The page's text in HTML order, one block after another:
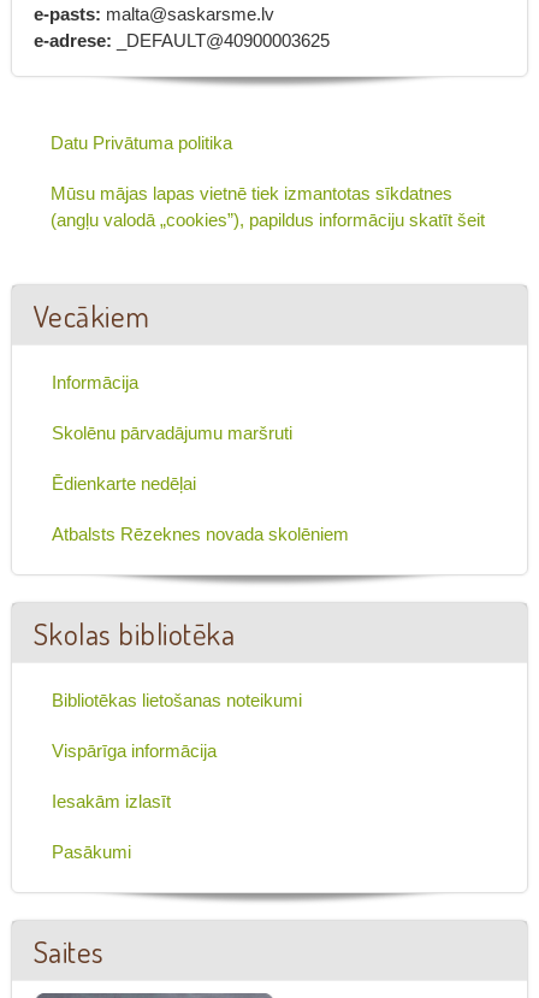
e-pasts: malta@saskarsme.lv
e-adrese: _DEFAULT@40900003625
Datu Privātuma politika
Mūsu mājas lapas vietnē tiek izmantotas sīkdatnes
(angļu valodā „cookies”), papildus informāciju skatīt šeit
Vecākiem
Informācija
Skolēnu pārvadājumu maršruti
Ēdienkarte nedēļai
Atbalsts Rēzeknes novada skolēniem
Skolas bibliotēka
Bibliotēkas lietošanas noteikumi
Vispārīga informācija
Iesakām izlasīt
Pasākumi
Saites